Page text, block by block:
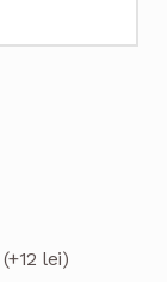
(+12 lei)